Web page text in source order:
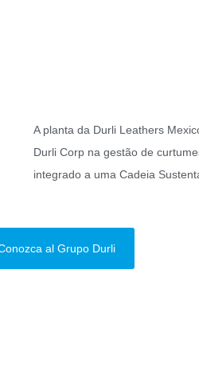
A planta da Durli Leathers
Durli Corp na gestão de
integrado a uma Cadeia
al Grupo Durli